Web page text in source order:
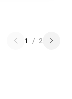
1 / 2